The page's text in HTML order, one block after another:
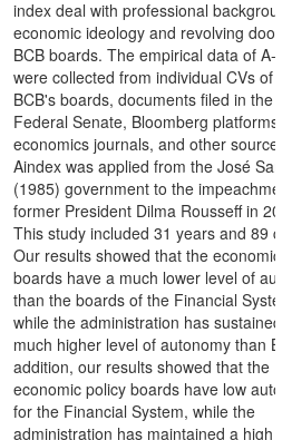
index deal with professional
economic ideology and revolving door
BCB boards. The empirical data of A-
were collected from individual CVs of
BCB's boards, documents filed in the
Federal Senate, Bloomberg platforms,
economics journals, and other
Aindex was applied from the José
(1985) government to the
former President Dilma Rousseff in
This study included 31 years and 89
Our results showed that the economic
boards have a much lower level of
than the boards of the Financial
while the administration has sustained
much higher level of autonomy than
addition, our results showed that the
economic policy boards have low
for the Financial System, while the
administration has maintained a high